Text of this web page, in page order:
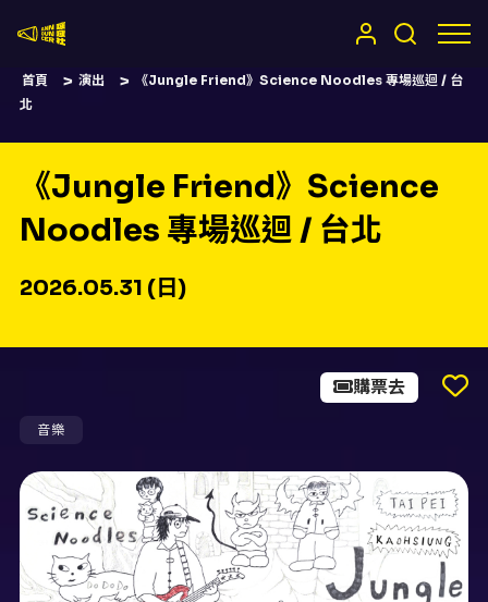
首頁 演出
《Jungle Friend》Science Noodles 專場巡迴 / 台
北
《Jungle Friend》Science
Noodles 專場巡迴 / 台北
2026.05.31 (日)
音樂
購票去